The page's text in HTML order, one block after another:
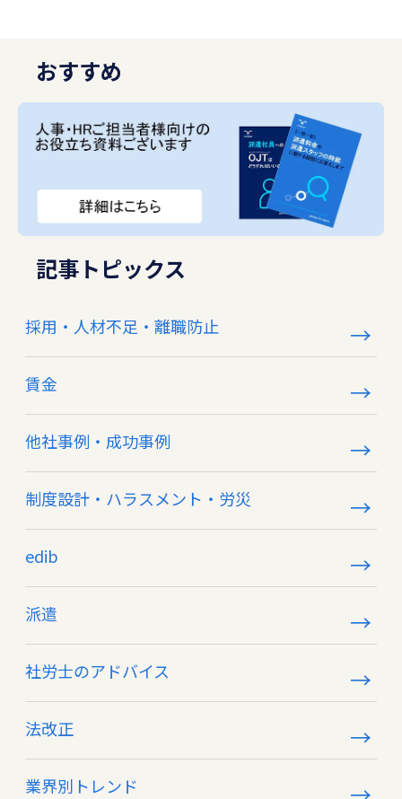
おすすめ
記事トピックス
採用・人材不足・離職防止
賃金
他社事例・成功事例
制度設計・ハラスメント・労災
edib
派遣
社労士のアドバイス
法改正
業界別トレンド